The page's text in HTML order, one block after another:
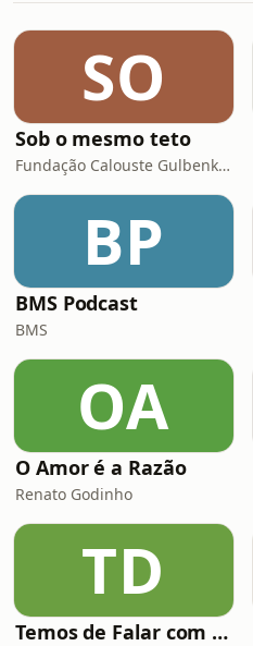
partidas.
por Pedro Barata.See
omnystudio.com/
informa
SO
Sob o mesmo teto
Fundação Calouste Gulbenkian
BP
BMS Podcast
BMS
OA
O Amor é a Razão
Renato Godinho
TD
Temos de Falar com Elas